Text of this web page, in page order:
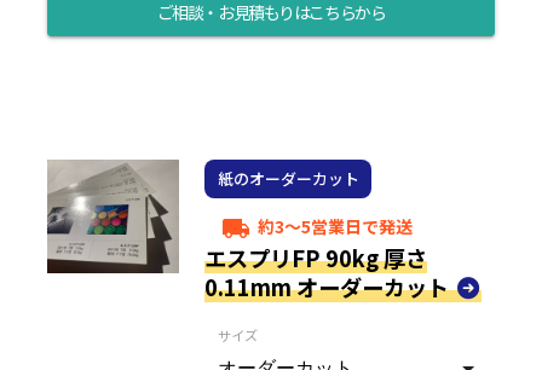
ご相談・お見積もりはこちらから
紙のオーダーカット
local_shipping 約3～5営業日で発送
エスプリFP 90kg 厚さ
0.11mm オーダーカット
サイズ